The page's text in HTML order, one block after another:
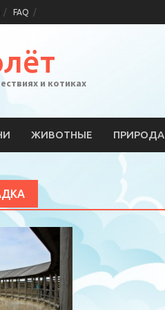
FAQ
и котиках
ЖИВОТНЫЕ ПРИРОДА